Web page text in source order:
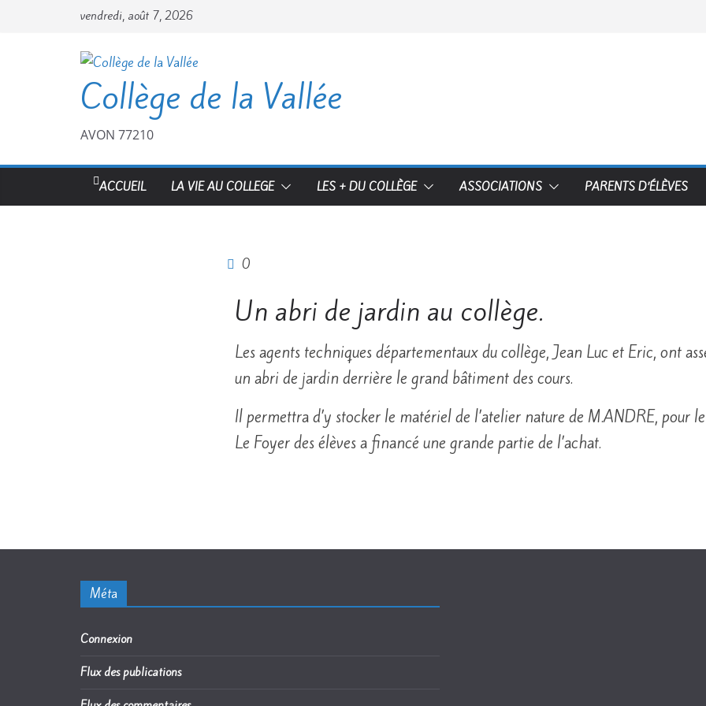
vendredi, août 7, 2026
Collège de la Vallée
AVON 77210
ACCUEIL LA VIE AU COLLEGE LES + DU COLLÈGE ASSOCIATIONS PARENTS D’ÉLÈVES
0
Un abri de jardin au collège.
Les agents techniques départementaux du collège, Jean Luc et Eric, ont
un abri de jardin derrière le grand bâtiment des cours.
Il permettra d’y stocker le matériel de l’atelier nature de M.ANDRE, pour
Le Foyer des élèves a financé une grande partie de l’achat.
Méta
Connexion
Flux des publications